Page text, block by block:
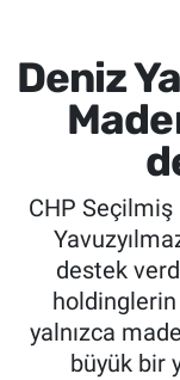
Deniz
CHP Seçilmiş
destek
holdinglerin
yalnızca
büyük bir
SPOR